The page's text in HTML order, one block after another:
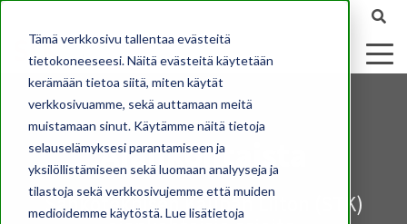
Tämä verkkosivu tallentaa evästeitä
tietokoneeseesi. Näitä evästeitä käytetään
kerämään tietoa siitä, miten käytät
verkkosivuamme, sekä auttamaan meitä
muistamaan sinut. Käytämme näitä tietoja
selauselämyksesi parantamiseen ja
yksilöllistämiseen sekä luomaan analyyseja ja
tilastoja sekä verkkosivujemme että muiden
medioidemme käytöstä. Lue lisätietoja
Ajankohtaista
Sähköteknisen Kaupan Liiton (STK)